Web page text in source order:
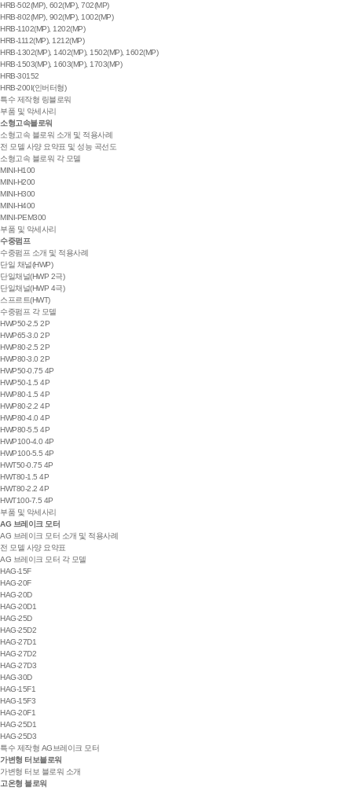
HRB-502(MP), 602(MP), 702(MP)
HRB-802(MP), 902(MP), 1002(MP)
HRB-1102(MP), 1202(MP)
HRB-1112(MP), 1212(MP)
HRB-1302(MP), 1402(MP), 1502(MP), 1602(MP)
HRB-1503(MP), 1603(MP), 1703(MP)
HRB-30152
HRB-200I(인버터형)
특수 제작형 링블로워
부품 및 악세사리
소형고속블로워
소형고속 블로워 소개 및 적용사례
전 모델 사양 요약표 및 성능 곡선도
소형고속 블로워 각 모델
MINI-H100
MINI-H200
MINI-H300
MINI-H400
MINI-PEM300
부품 및 악세사리
수중펌프
수중펌프 소개 및 적용사례
단일 채널(HWP)
단일채널(HWP 2극)
단일채널(HWP 4극)
스프르트(HWT)
수중펌프 각 모델
HWP50-2.5 2P
HWP65-3.0 2P
HWP80-2.5 2P
HWP80-3.0 2P
HWP50-0.75 4P
HWP50-1.5 4P
HWP80-1.5 4P
HWP80-2.2 4P
HWP80-4.0 4P
HWP80-5.5 4P
HWP100-4.0 4P
HWP100-5.5 4P
HWT50-0.75 4P
HWT80-1.5 4P
HWT80-2.2 4P
HWT100-7.5 4P
부품 및 악세사리
AG 브레이크 모터
AG 브레이크 모터 소개 및 적용사례
전 모델 사양 요약표
AG 브레이크 모터 각 모델
HAG-15F
HAG-20F
HAG-20D
HAG-20D1
HAG-25D
HAG-25D2
HAG-27D1
HAG-27D2
HAG-27D3
HAG-30D
HAG-15F1
HAG-15F3
HAG-20F1
HAG-25D1
HAG-25D3
특수 제작형 AG브레이크 모터
가변형 터보블로워
가변형 터보 블로워 소개
고온형 블로워